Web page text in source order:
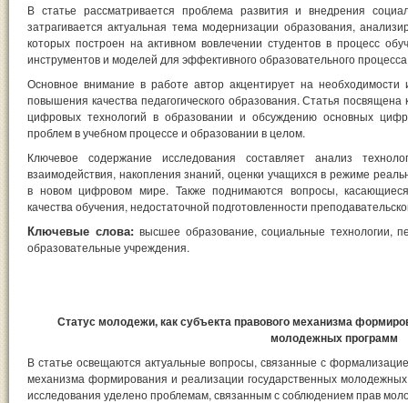
В статье рассматривается проблема развития и внедрения
затрагивается актуальная тема модернизации образования,
которых построен на активном вовлечении студентов в процесс
инструментов и моделей для эффективного образовательного
Основное внимание в работе автор акцентирует на необходимости
повышения качества педагогического образования. Статья
цифровых технологий в образовании и обсуждению основных
проблем в учебном процессе и образовании в целом.
Ключевое содержание исследования составляет анализ
взаимодействия, накопления знаний, оценки учащихся в режиме
в новом цифровом мире. Также поднимаются вопросы, касающиеся
качества обучения, недостаточной подготовленности
Ключевые слова: высшее образование, социальные технологии,
образовательные учреждения.
Статус молодежи, как субъекта правового механизма
молодежных программ
В статье освещаются актуальные вопросы, связанные с
механизма формирования и реализации государственных
исследования уделено проблемам, связанным с соблюдением прав